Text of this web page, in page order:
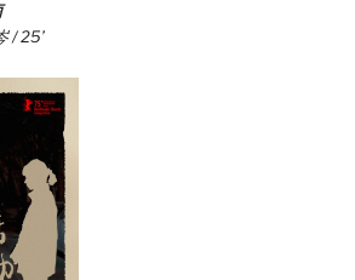
/ 25’